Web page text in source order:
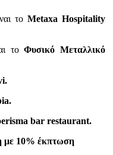
τοMetaxa Hospitality
τοΦυσικό Μεταλλικό
bar restaurant.
με 10% έκπτωση